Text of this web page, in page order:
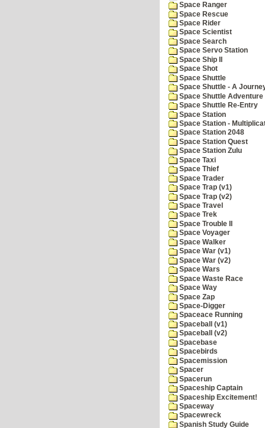
Space Ranger
Space Rescue
Space Rider
Space Scientist
Space Search
Space Servo Station
Space Ship II
Space Shot
Space Shuttle
Space Shuttle - A
Space Shuttle Adventure
Space Shuttle Re-Entry
Space Station
Space Station -
Space Station 2048
Space Station Quest
Space Station Zulu
Space Taxi
Space Thief
Space Trader
Space Trap (v1)
Space Trap (v2)
Space Travel
Space Trek
Space Trouble II
Space Voyager
Space Walker
Space War (v1)
Space War (v2)
Space Wars
Space Waste Race
Space Way
Space Zap
Space-Digger
Spaceace Running
Spaceball (v1)
Spaceball (v2)
Spacebase
Spacebirds
Spacemission
Spacer
Spacerun
Spaceship Captain
Spaceship Excitement!
Spaceway
Spacewreck
Spanish Study Guide